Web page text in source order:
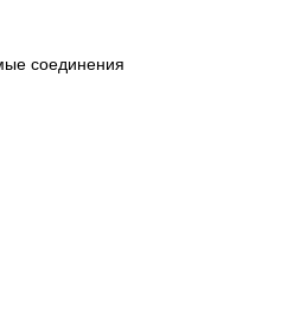
соединения